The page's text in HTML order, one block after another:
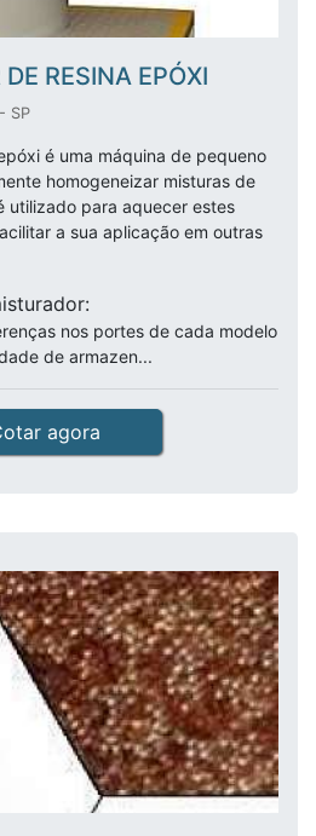
RESINA EPÓXI
SP
é uma máquina de pequeno
homogeneizar misturas de
utilizado para aquecer estes
a sua aplicação em outras
nos portes de cada modelo
de armazen...
agora